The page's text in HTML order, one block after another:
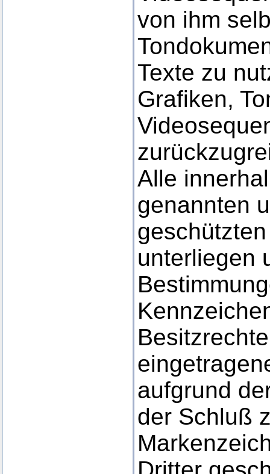
von ihm
Texte zu
Grafiken,
Alle
genannten
unterliegen
aufgrund
der Schluß